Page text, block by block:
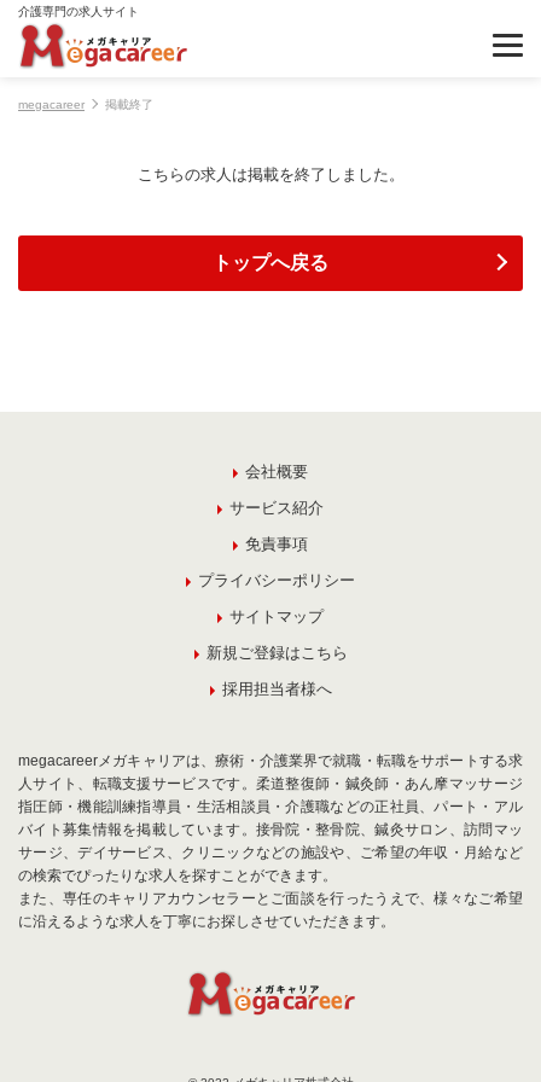
介護専門の求人サイト
megacareer 掲載終了
こちらの求人は掲載を終了しました。
トップへ戻る
会社概要
サービス紹介
免責事項
プライバシーポリシー
サイトマップ
新規ご登録はこちら
採用担当者様へ
megacareerメガキャリアは、療術・介護業界で就職・転職をサポートする求
人サイト、転職支援サービスです。柔道整復師・鍼灸師・あん摩マッサージ
指圧師・機能訓練指導員・生活相談員・介護職などの正社員、パート・アル
バイト募集情報を掲載しています。接骨院・整骨院、鍼灸サロン、訪問マッ
サージ、デイサービス、クリニックなどの施設や、ご希望の年収・月給など
の検索でぴったりな求人を探すことができます。
また、専任のキャリアカウンセラーとご面談を行ったうえで、様々なご希望
に沿えるような求人を丁寧にお探しさせていただきます。